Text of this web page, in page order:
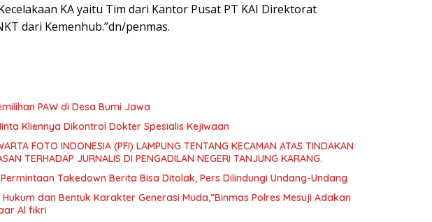
KA yaitu Tim dari Kantor Pusat PT KAI Direktorat
dari Kemenhub.”dn/penmas.
PAW di Desa Bumi Jawa
Kliennya Dikontrol Dokter Spesialis Kejiwaan
FOTO INDONESIA (PFI) LAMPUNG TENTANG KECAMAN ATAS TINDAKAN
TERHADAP JURNALIS DI PENGADILAN NEGERI TANJUNG KARANG.
Permintaan Takedown Berita Bisa Ditolak, Pers Dilindungi Undang-Undang
dan Bentuk Karakter Generasi Muda,”Binmas Polres Mesuji Adakan
Al fikri